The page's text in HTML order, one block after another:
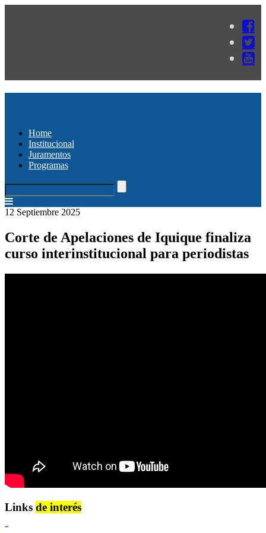
Home
Institucional
Juramentos
Programas
12 Septiembre 2025
Corte de Apelaciones de Iquique finaliza
curso interinstitucional para periodistas
Links de interés